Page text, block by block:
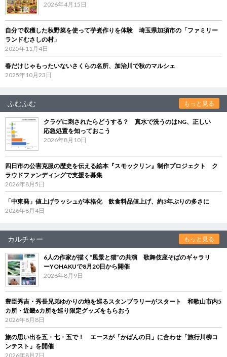
2026年4月15日
自分で収穫した秋野菜を使って芋煮作りを体験 埼玉県加須市の「ファミリー
ランドむさしの村」
2025年11月4日
春だけじゃもったいないさくらの名所、加治川で秋のマルシェ
2025年10月23日
ふむふむ もっと見る
クラゲに刺されたらどうする？ 真水で洗うのはNG、正しい
応急処置を知っておこう
2026年8月10日
四日市の公害克服の歴史を伝える絵本『スモックリン』制作プロジェクト ク
ラウドファンディングで支援を募集
2026年8月5日
「中東発」値上げラッシュが本格化 飲食料品値上げ、約3年ぶりの多さに
2026年8月4日
カルチャー もっと見る
6人の作家が描く“風景と猫”の共演 歌舞伎座そばのギャラリ
ーYOHAKUで8月20日から開催
2026年8月9日
豊臣秀吉・秀長兄弟ゆかりの地を巡るスタンプラリーがスタート 和歌山市内5
カ所・近畿6カ所を巡り限定グッズをもらおう
2026年8月8日
旅の思い出を五・七・五で！ エースが「かばんの日」に合わせ「旅行川柳コ
ンテスト」を開催
2026年8月7日